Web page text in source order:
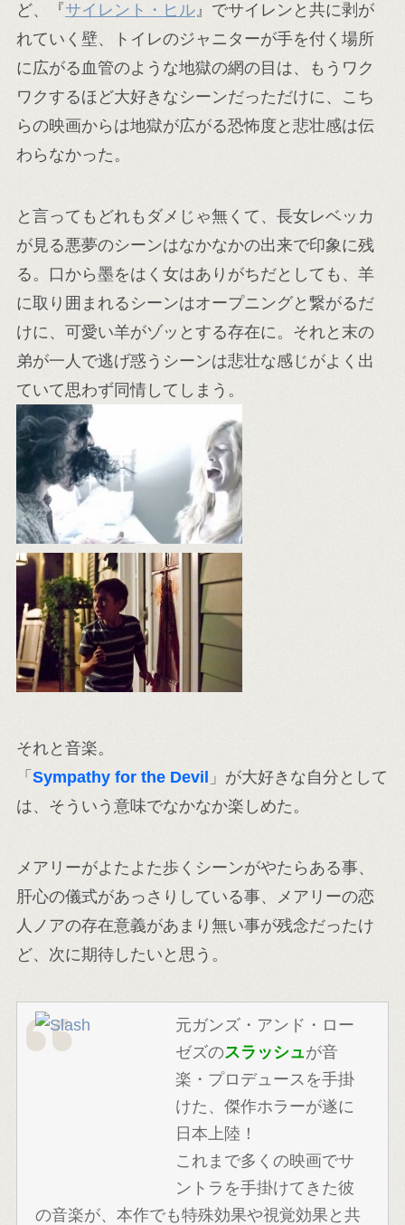
ど、『サイレント・ヒル』でサイレンと共に剥が
れていく壁、トイレのジャニターが手を付く場所
に広がる血管のような地獄の網の目は、もうワク
ワクするほど大好きなシーンだっただけに、こち
らの映画からは地獄が広がる恐怖度と悲壮感は伝
わらなかった。
と言ってもどれもダメじゃ無くて、長女レベッカ
が見る悪夢のシーンはなかなかの出来で印象に残
る。口から墨をはく女はありがちだとしても、羊
に取り囲まれるシーンはオープニングと繋がるだ
けに、可愛い羊がゾッとする存在に。それと末の
弟が一人で逃げ惑うシーンは悲壮な感じがよく出
ていて思わず同情してしまう。
それと音楽。
「 Sympathy for the Devil 」が大好きな自分として
は、そういう意味でなかなか楽しめた。
メアリーがよたよた歩くシーンがやたらある事、
肝心の儀式があっさりしている事、メアリーの恋
人ノアの存在意義があまり無い事が残念だったけ
ど、次に期待したいと思う。
元ガンズ・アンド・ロー
ゼズのスラッシュが音
楽・プロデュースを手掛
けた、傑作ホラーが遂に
日本上陸！
これまで多くの映画でサ
ントラを手掛けてきた彼
の音楽が、本作でも特殊効果や視覚効果と共